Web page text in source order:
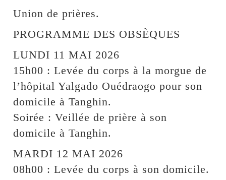
Union de prières.
PROGRAMME DES OBSÈQUES
LUNDI 11 MAI 2026
15h00 : Levée du corps à la morgue de
l’hôpital Yalgado Ouédraogo pour son
domicile à Tanghin.
Soirée : Veillée de prière à son
domicile à Tanghin.
MARDI 12 MAI 2026
08h00 : Levée du corps à son domicile.